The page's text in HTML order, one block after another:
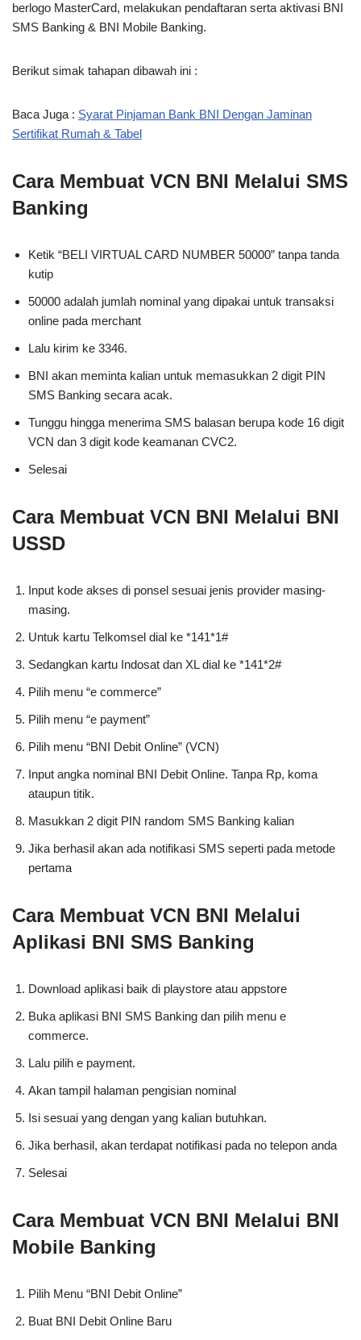
berlogo MasterCard, melakukan pendaftaran serta aktivasi BNI
SMS Banking & BNI Mobile Banking.
Berikut simak tahapan dibawah ini :
Baca Juga : Syarat Pinjaman Bank BNI Dengan Jaminan
Sertifikat Rumah & Tabel
Cara Membuat VCN BNI Melalui SMS
Banking
Ketik “BELI VIRTUAL CARD NUMBER 50000” tanpa tanda
kutip
50000 adalah jumlah nominal yang dipakai untuk transaksi
online pada merchant
Lalu kirim ke 3346.
BNI akan meminta kalian untuk memasukkan 2 digit PIN
SMS Banking secara acak.
Tunggu hingga menerima SMS balasan berupa kode 16 digit
VCN dan 3 digit kode keamanan CVC2.
Selesai
Cara Membuat VCN BNI Melalui BNI
USSD
Input kode akses di ponsel sesuai jenis provider masing-
masing.
Untuk kartu Telkomsel dial ke *141*1#
Sedangkan kartu Indosat dan XL dial ke *141*2#
Pilih menu “e commerce”
Pilih menu “e payment”
Pilih menu “BNI Debit Online” (VCN)
Input angka nominal BNI Debit Online. Tanpa Rp, koma
ataupun titik.
Masukkan 2 digit PIN random SMS Banking kalian
Jika berhasil akan ada notifikasi SMS seperti pada metode
pertama
Cara Membuat VCN BNI Melalui
Aplikasi BNI SMS Banking
Download aplikasi baik di playstore atau appstore
Buka aplikasi BNI SMS Banking dan pilih menu e
commerce.
Lalu pilih e payment.
Akan tampil halaman pengisian nominal
Isi sesuai yang dengan yang kalian butuhkan.
Jika berhasil, akan terdapat notifikasi pada no telepon anda
Selesai
Cara Membuat VCN BNI Melalui BNI
Mobile Banking
Pilih Menu “BNI Debit Online”
Buat BNI Debit Online Baru